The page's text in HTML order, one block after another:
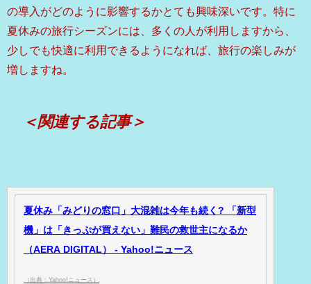
の導入がどのように影響するかとても興味深いです。特に
夏休みの旅行シーズンには、多くの人が利用しますから、
少しでも快適に利用できるようになれば、旅行の楽しみが
増しますね。
＜関連する記事＞
夏休み「みどりの窓口」大混雑は今年も続く? 「新型
機」は「きっぷが買えない」難民の救世主になるか
（AERA DIGITAL） - Yahoo!ニュース
（出典：Yahoo!ニュース）